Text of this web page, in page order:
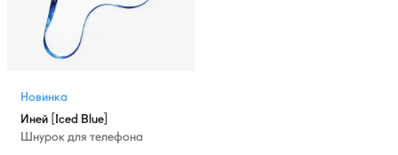
Новинка
Иней [Iced Blue]
Шнурок для телефона